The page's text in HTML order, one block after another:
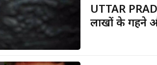
UTTAR
लाखों के गहने